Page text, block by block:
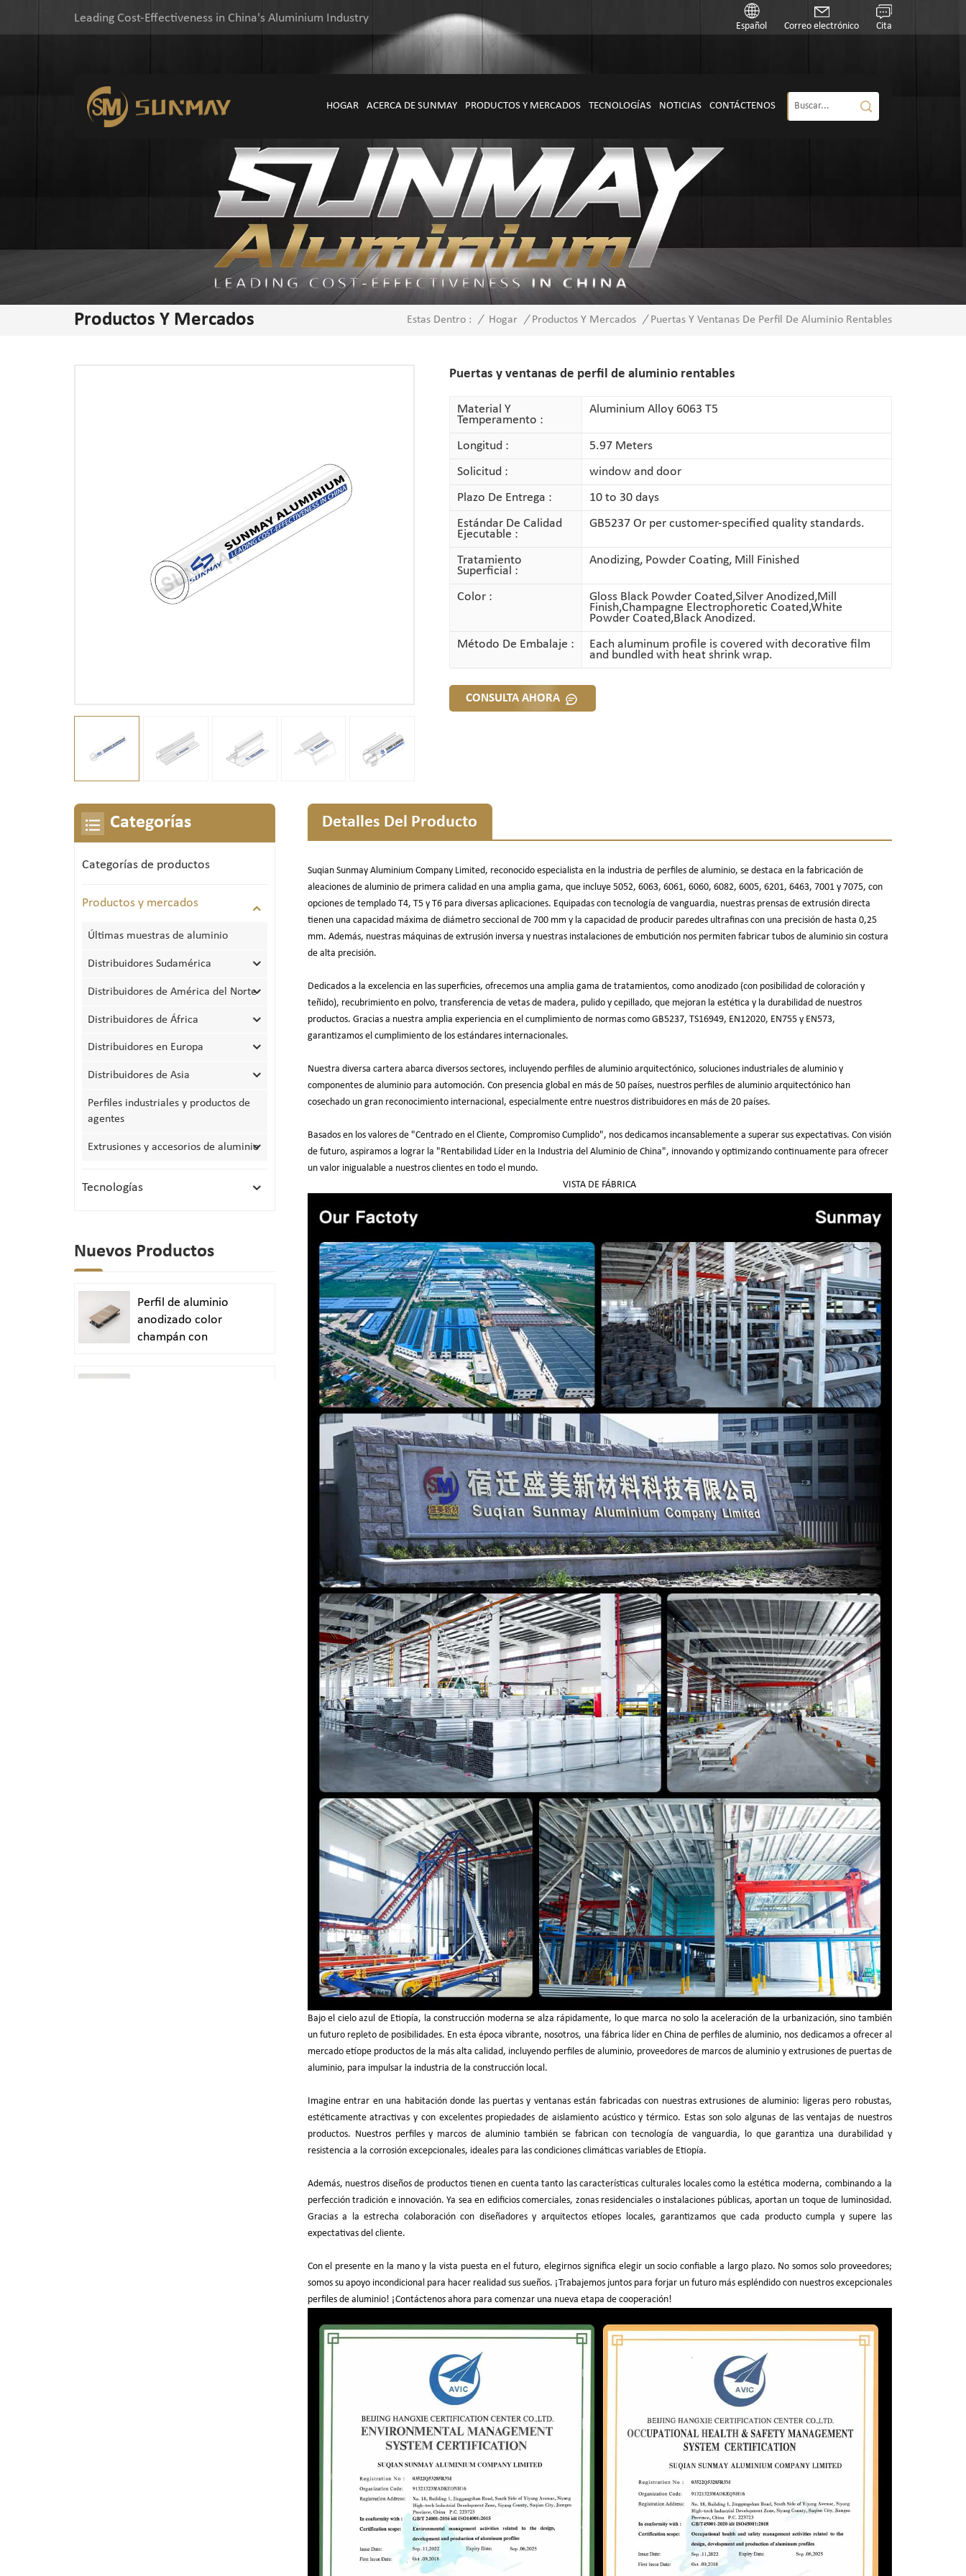
Leading Cost-Effectiveness in China's Aluminium Industry
Español Correo electrónico Cita
HOGAR ACERCA DE SUNMAY PRODUCTOS Y MERCADOS TECNOLOGÍAS NOTICIAS CONTÁCTENOS
Productos Y Mercados Estas Dentro : / Hogar / Productos Y Mercados / Puertas Y Ventanas De Perfil De Aluminio Rentables
Puertas y ventanas de perfil de aluminio rentables
Material Y
Temperamento :
Aluminium Alloy 6063 T5
Longitud :
5.97 Meters
Solicitud :
window and door
Plazo De Entrega :
10 to 30 days
Estándar De Calidad
Ejecutable :
GB5237 Or per customer-specified quality standards.
Tratamiento
Superficial :
Anodizing, Powder Coating, Mill Finished
Color : Gloss Black Powder Coated,Silver Anodized,Mill
Finish,Champagne Electrophoretic Coated,White
Powder Coated,Black Anodized.
Método De Embalaje :
Each aluminum profile is covered with decorative film
and bundled with heat shrink wrap.
CONSULTA AHORA
Detalles Del Producto
Suqian Sunmay Aluminium Company Limited, reconocido especialista en la industria de perfiles de aluminio, se destaca en la fabricación de
aleaciones de aluminio de primera calidad en una amplia gama, que incluye 5052, 6063, 6061, 6060, 6082, 6005, 6201, 6463, 7001 y 7075, con
opciones de templado T4, T5 y T6 para diversas aplicaciones. Equipadas con tecnología de vanguardia, nuestras prensas de extrusión directa
tienen una capacidad máxima de diámetro seccional de 700 mm y la capacidad de producir paredes ultrafinas con una precisión de hasta 0,25
mm. Además, nuestras máquinas de extrusión inversa y nuestras instalaciones de embutición nos permiten fabricar tubos de aluminio sin costura
de alta precisión.
Dedicados a la excelencia en las superficies, ofrecemos una amplia gama de tratamientos, como anodizado (con posibilidad de coloración y
teñido), recubrimiento en polvo, transferencia de vetas de madera, pulido y cepillado, que mejoran la estética y la durabilidad de nuestros
productos. Gracias a nuestra amplia experiencia en el cumplimiento de normas como GB5237, TS16949, EN12020, EN755 y EN573,
garantizamos el cumplimiento de los estándares internacionales.
Nuestra diversa cartera abarca diversos sectores, incluyendo perfiles de aluminio arquitectónico, soluciones industriales de aluminio y
componentes de aluminio para automoción. Con presencia global en más de 50 países, nuestros perfiles de aluminio arquitectónico han
cosechado un gran reconocimiento internacional, especialmente entre nuestros distribuidores en más de 20 países.
Basados en los valores de "Centrado en el Cliente, Compromiso Cumplido", nos dedicamos incansablemente a superar sus expectativas. Con visión
de futuro, aspiramos a lograr la "Rentabilidad Líder en la Industria del Aluminio de China", innovando y optimizando continuamente para ofrecer
un valor inigualable a nuestros clientes en todo el mundo.
VISTA DE FÁBRICA
Bajo el cielo azul de Etiopía, la construcción moderna se alza rápidamente, lo que marca no solo la aceleración de la urbanización, sino también
un futuro repleto de posibilidades. En esta época vibrante, nosotros, una fábrica líder en China de perfiles de aluminio, nos dedicamos a ofrecer al
mercado etíope productos de la más alta calidad, incluyendo perfiles de aluminio, proveedores de marcos de aluminio y extrusiones de puertas de
aluminio, para impulsar la industria de la construcción local.
Imagine entrar en una habitación donde las puertas y ventanas están fabricadas con nuestras extrusiones de aluminio: ligeras pero robustas,
estéticamente atractivas y con excelentes propiedades de aislamiento acústico y térmico. Estas son solo algunas de las ventajas de nuestros
productos. Nuestros perfiles y marcos de aluminio también se fabrican con tecnología de vanguardia, lo que garantiza una durabilidad y
resistencia a la corrosión excepcionales, ideales para las condiciones climáticas variables de Etiopía.
Además, nuestros diseños de productos tienen en cuenta tanto las características culturales locales como la estética moderna, combinando a la
perfección tradición e innovación. Ya sea en edificios comerciales, zonas residenciales o instalaciones públicas, aportan un toque de luminosidad.
Gracias a la estrecha colaboración con diseñadores y arquitectos etíopes locales, garantizamos que cada producto cumpla y supere las
expectativas del cliente.
Con el presente en la mano y la vista puesta en el futuro, elegirnos significa elegir un socio confiable a largo plazo. No somos solo proveedores;
somos su apoyo incondicional para hacer realidad sus sueños. ¡Trabajemos juntos para forjar un futuro más espléndido con nuestros excepcionales
perfiles de aluminio! ¡Contáctenos ahora para comenzar una nueva etapa de cooperación!
Categorías
Categorías de productos
Productos y mercados
Últimas muestras de aluminio
Distribuidores Sudamérica
Distribuidores de América del Norte
Distribuidores de África
Distribuidores en Europa
Distribuidores de Asia
Perfiles industriales y productos de
agentes
Extrusiones y accesorios de aluminio
Tecnologías
Nuevos Productos
Perfil de aluminio
anodizado color
champán con